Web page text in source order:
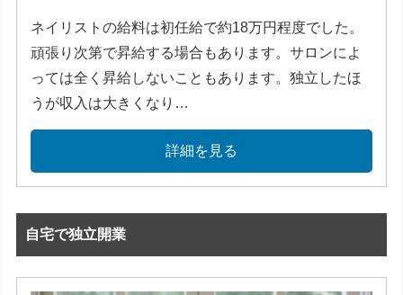
ネイリストの給料は初任給で約18万円程度でした。
頑張り次第で昇給する場合もあります。サロンによ
っては全く昇給しないこともあります。独立したほ
うが収入は大きくなり…
詳細を見る
自宅で独立開業